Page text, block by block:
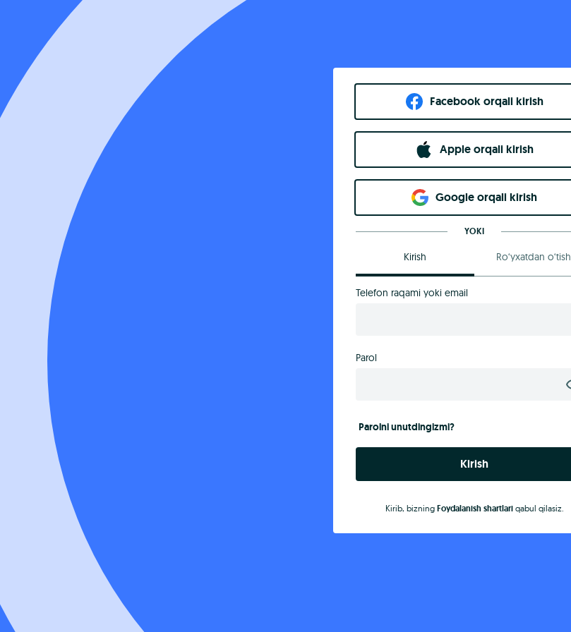
Facebook orqali kirish​
Apple orqali kirish
Goo​g​le orqali kirish
YOKI
Kirish Ro‘yxatdan o‘tish
Telefon raqami yoki email
Parol
Parolni unutdingizmi?
Kirish
Kirib, bizning Foydalanish shartlariqabul qilasiz.